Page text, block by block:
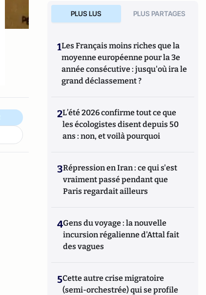
PLUS LUS PLUS PARTAGES
1Les Français moins riches que la
moyenne européenne pour la 3e
année consécutive : jusqu'où ira le
grand déclassement ?
2L’été 2026 confirme tout ce que
les écologistes disent depuis 50
ans : non, et voilà pourquoi
3Répression en Iran : ce qui s'est
vraiment passé pendant que
Paris regardait ailleurs
4Gens du voyage : la nouvelle
incursion régalienne d'Attal fait
des vagues
5Cette autre crise migratoire
(semi-orchestrée) qui se profile